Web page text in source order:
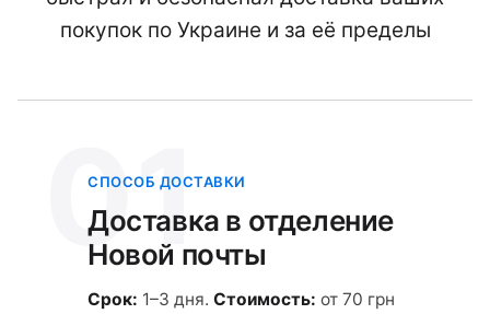
покупок по Украине и за её пределы
01
СПОСОБ ДОСТАВКИ
Доставка в отделение
Новой почты
Срок: 1–3 дня. Стоимость: от 70 грн